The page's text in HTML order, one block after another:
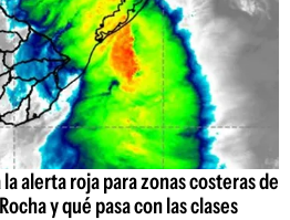
alerta roja para zonas costeras de
y qué pasa con las clases